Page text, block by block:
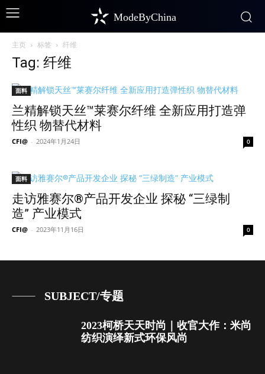
ModeByChina
主页 标签 纤维
Tag: 纤维
面料
兰精解锁天丝™莱赛尔纤维 全新应用打造弹
性织 物替代材料
CFI@ - 2024年1月24日 0
面料
走访雅赛尔®产品开发企业 探秘 “三绿制
造” 产业模式
CFI@ - 2023年11月16日 0
SUBJECT/专题
2023柯桥天天时尚｜收官大作：米尚
纺织演绎新式环保风尚